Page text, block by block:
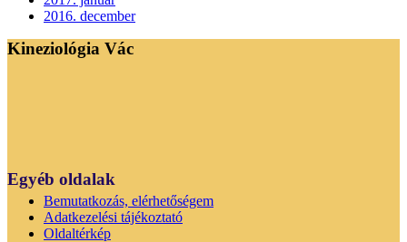
2016. december
Kineziológia Vác
Egyéb oldalak
Bemutatkozás, elérhetőségem
Adatkezelési tájékoztató
Oldaltérkép